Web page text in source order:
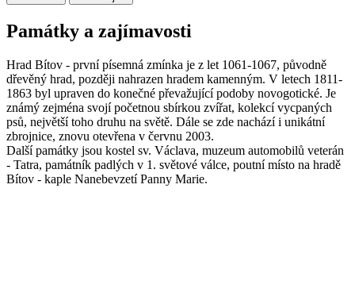
Památky a zajímavosti
Hrad Bítov - první písemná zmínka je z let 1061-1067, původně
dřevěný hrad, později nahrazen hradem kamenným. V letech 1811-
1863 byl upraven do konečné převažující podoby novogotické. Je
známý zejména svojí početnou sbírkou zvířat, kolekcí vycpaných
psů, největší toho druhu na světě. Dále se zde nachází i unikátní
zbrojnice, znovu otevřena v červnu 2003.
Další památky jsou kostel sv. Václava, muzeum automobilů veterán
- Tatra, památník padlých v 1. světové válce, poutní místo na hradě
Bítov - kaple Nanebevzetí Panny Marie.